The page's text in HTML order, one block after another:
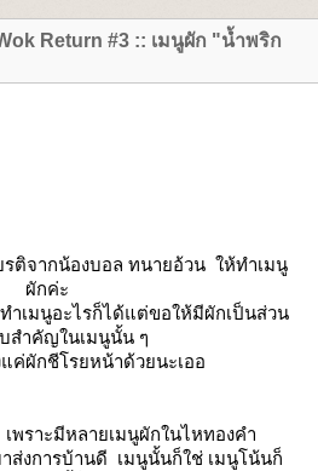
Return #3 :: เมนูผัก "น้ำพริก
ติจากน้องบอล ทนายอ้วน ห้ทำเมนู
ผักค่ะ
เมนูอะไรก็ได้แต่ขอให้มีผักเป็นส่วน
สำคัญในเมนูนั้น ๆ
ค่ผักชีโรยหน้าด้วยนะเออ
พราะมีหลายเมนูผักในไหทองคำ
งการบ้านดี เมนูนั้นก็ใช่ เมนูโน้นก็